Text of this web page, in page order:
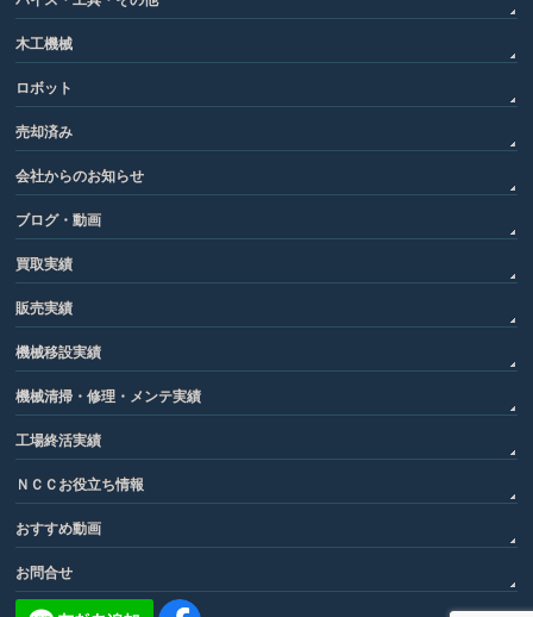
木工機械
ロボット
売却済み
会社からのお知らせ
ブログ・動画
買取実績
販売実績
機械移設実績
機械清掃・修理・メンテ実績
工場終活実績
ＮＣＣお役立ち情報
おすすめ動画
お問合せ